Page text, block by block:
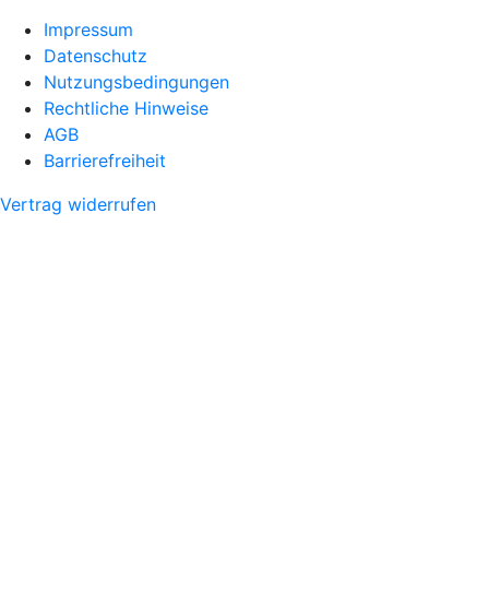
Impressum
Datenschutz
Nutzungsbedingungen
Rechtliche Hinweise
AGB
Barrierefreiheit
Vertrag widerrufen